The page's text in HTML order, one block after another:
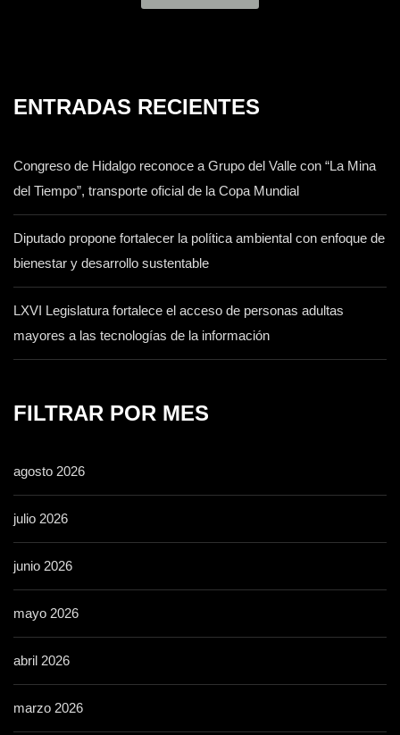
ENTRADAS RECIENTES
Congreso de Hidalgo reconoce a Grupo del Valle con “La Mina
del Tiempo”, transporte oficial de la Copa Mundial
Diputado propone fortalecer la política ambiental con enfoque de
bienestar y desarrollo sustentable
LXVI Legislatura fortalece el acceso de personas adultas
mayores a las tecnologías de la información
FILTRAR POR MES
agosto 2026
julio 2026
junio 2026
mayo 2026
abril 2026
marzo 2026